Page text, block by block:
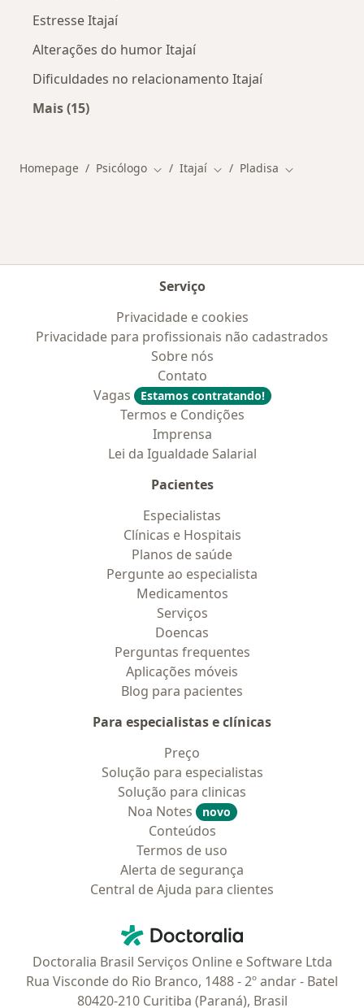
Estresse Itajaí
Alterações do humor Itajaí
Dificuldades no relacionamento Itajaí
Mais (15)
Homepage Psicólogo Mudar de cidade
Itajaí Mudar de cidade
Pladisa Mudar de
Serviço
Privacidade e cookies
Privacidade para profissionais não cadastrados
Sobre nós
Contato
Vagas
Estamos contratando!
Termos e Condições
Imprensa
Lei da Igualdade Salarial
Pacientes
Especialistas
Clínicas e Hospitais
Planos de saúde
Pergunte ao especialista
Medicamentos
Serviços
Doencas
Perguntas frequentes
Aplicações móveis
Blog para pacientes
Para especialistas e clínicas
Preço
Solução para especialistas
Solução para clinicas
Noa Notes
novo
Conteúdos
Termos de uso
Alerta de segurança
Central de Ajuda para clientes
Doctoralia - Homepage
Doctoralia Brasil Serviços Online e Software Ltda
Rua Visconde do Rio Branco, 1488 - 2º andar - Batel
80420-210 Curitiba (Paraná), Brasil